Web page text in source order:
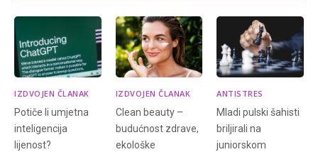
IZDVOJEN ČLANAK
Potiče li umjetna
inteligencija
lijenost?
IZDVOJEN ČLANAK
Clean beauty –
budućnost zdrave,
ekološke
ANTISTRES
Mladi pulski šahisti
briljirali na
juniorskom